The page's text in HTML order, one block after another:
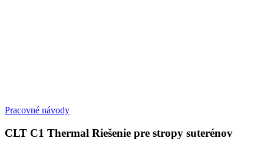
Pracovné návody
CLT C1 Thermal Riešenie pre stropy suterénov